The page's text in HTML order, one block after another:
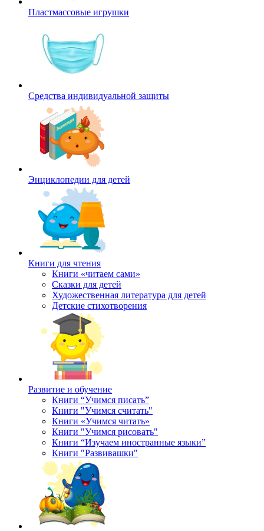
Пластмассовые игрушки
Средства индивидуальной защиты
Энциклопедии для детей
Книги для чтения
Книги «читаем сами»
Сказки для детей
Художественная литература для детей
Детские стихотворения
Развитие и обучение
Книги “Учимся писать”
Книги "Учимся считать"
Книги «Учимся читать»
Книги "Учимся рисовать"
Книги “Изучаем иностранные языки”
Книги "Развивашки"